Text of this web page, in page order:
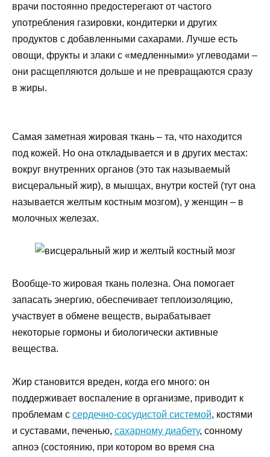
врачи постоянно предостерегают от частого
употребления газировки, кондитерки и других
продуктов с добавленными сахарами. Лучше есть
овощи, фрукты и злаки с «медленными» углеводами –
они расщепляются дольше и не превращаются сразу
в жиры.
Самая заметная жировая ткань – та, что находится
под кожей. Но она откладывается и в других местах:
вокруг внутренних органов (это так называемый
висцеральный жир), в мышцах, внутри костей (тут она
называется желтым костным мозгом), у женщин – в
молочных железах.
Вообще-то жировая ткань полезна. Она помогает
запасать энергию, обеспечивает теплоизоляцию,
участвует в обмене веществ, вырабатывает
некоторые гормоны и биологически активные
вещества.
Жир становится вреден, когда его много: он
поддерживает воспаление в организме, приводит к
проблемам с сердечно-сосудистой системой, костями
и суставами, печенью, сахарному диабету, сонному
апноэ (состоянию, при котором во время сна